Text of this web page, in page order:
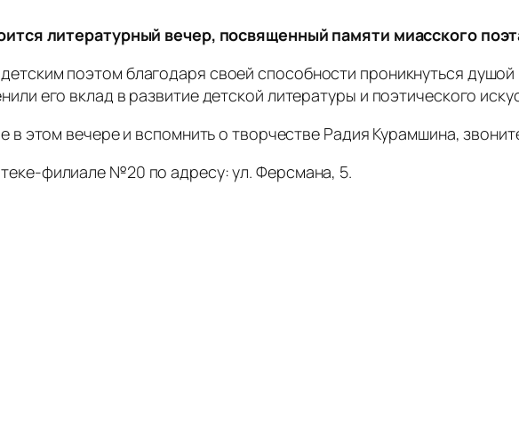
литературный вечер, посвященный памяти миасского
поэтом благодаря своей способности проникнуться
его вклад в развитие детской литературы и поэтического
в этом вечере и вспомнить о творчестве Радия Курамшина,
филиале №20 по адресу: ул. Ферсмана, 5.